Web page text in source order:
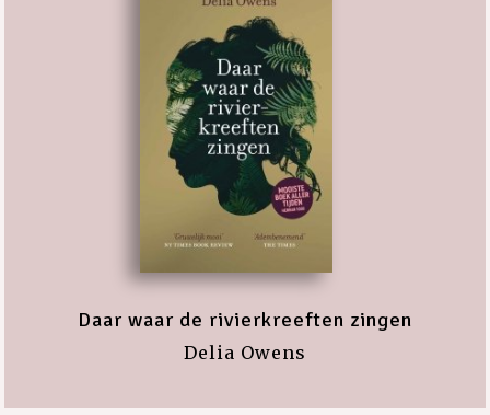
Daar waar de rivierkreeften zingen
Delia Owens